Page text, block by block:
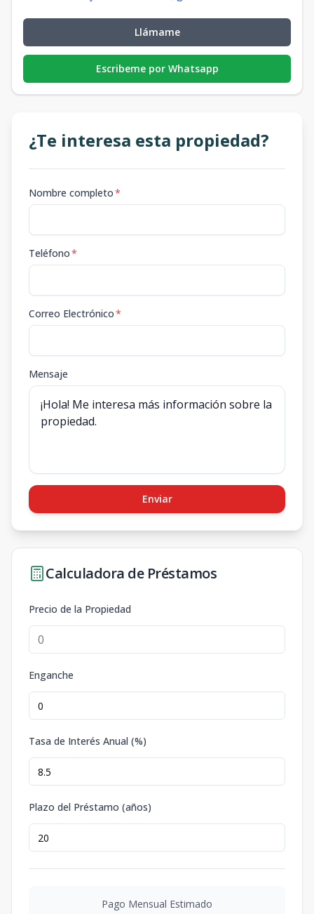
Llámame
Escribeme por Whatsapp
¿Te interesa esta propiedad?
Nombre completo*
Teléfono*
Correo Electrónico*
Mensaje
Enviar
Calculadora de Préstamos
Precio de la Propiedad
Enganche
Tasa de Interés Anual (%)
Plazo del Préstamo (años)
Pago Mensual Estimado